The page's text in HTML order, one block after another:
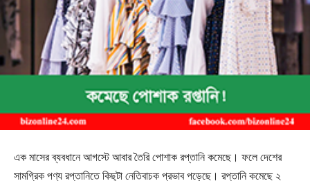
এক মাসের ব্যবধানে আগস্টে আবার তৈরি পোশাক রপ্তানি কমেছে। ফলে দেশের
সামগ্রিক পণ্য রপ্তানিতে কিছুটা নেতিবাচক প্রভাব পড়েছে। রপ্তানি কমেছে ২